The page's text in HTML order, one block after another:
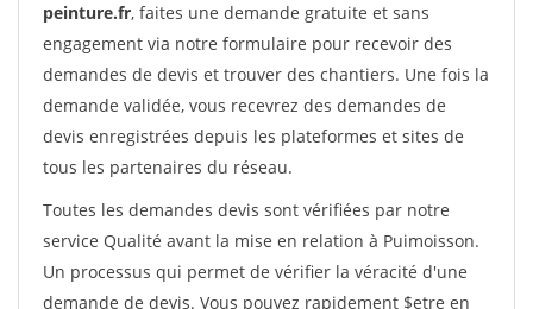
peinture.fr, faites une demande gratuite et sans
engagement via notre formulaire pour recevoir des
demandes de devis et trouver des chantiers. Une fois la
demande validée, vous recevrez des demandes de
devis enregistrées depuis les plateformes et sites de
tous les partenaires du réseau.
Toutes les demandes devis sont vérifiées par notre
service Qualité avant la mise en relation à Puimoisson.
Un processus qui permet de vérifier la véracité d'une
demande de devis. Vous pouvez rapidement $etre en